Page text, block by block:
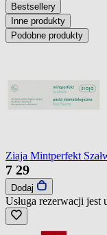
Bestsellery
Inne produkty
Podobne produkty
Ziaja Mintperfekt
7 29
Dodaj
Usługa rezerwacji jest